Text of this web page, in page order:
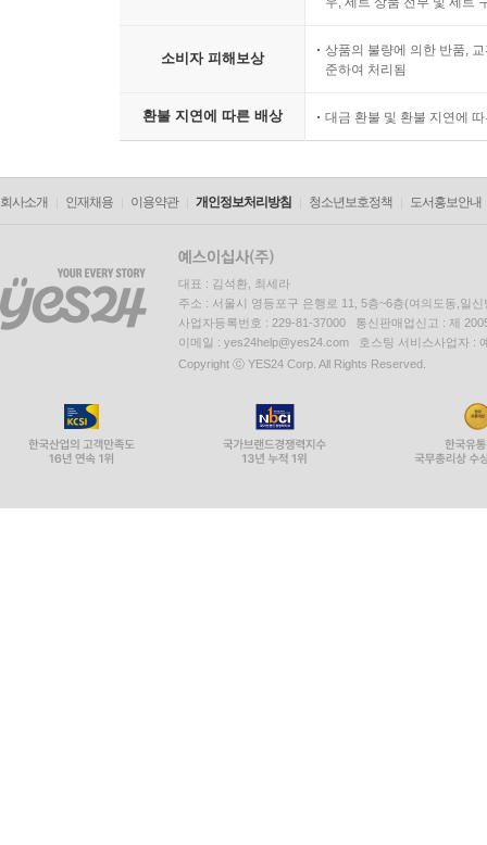
소비자 피해보상
상품의 불량에 의한 반품,
준하여 처리됨
환불 지연에 따른 배상 대금 환불 및 환불 지연에
회사소개 인재채용 이용약관 개인정보처리방침 청소년보호정책 도서홍보안내
대표 : 김석환, 최세라
주소 : 서울시 영등포구 은행로 11, 5층~6층(여의도동,일신
사업자등록번호 : 229-81-37000 통신판매업신고 : 제
이메일 : yes24help@yes24.com 호스팅 서비스사업자 :
Copyright ⓒ YES24 Corp. All Rights Reserved.